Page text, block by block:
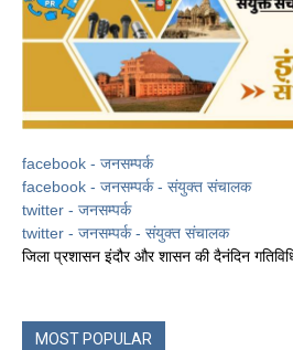
facebook - जनसम्पर्क
facebook - जनसम्पर्क - संयुक्त संचालक
twitter - जनसम्पर्क
twitter - जनसम्पर्क - संयुक्त संचालक
जिला प्रशासन इंदौर और शासन की दैनंदिन
MOST POPULAR